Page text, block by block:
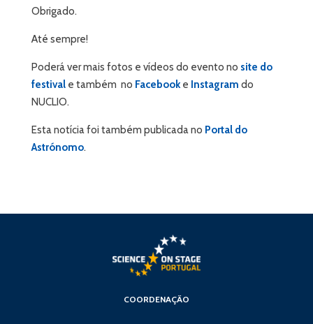
Obrigado.
Até sempre!
Poderá ver mais fotos e vídeos do evento no site do
festivale também no Facebooke Instagram do
NUCLIO.
Esta notícia foi também publicada no Portal do
Astrónomo.
COORDENAÇÃO